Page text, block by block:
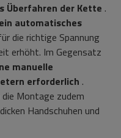
Überfahren der Kette .
ein automatisches
die richtige Spannung
erhöht. Im Gegensatz
manuelle
erforderlich .
Montage zudem
Handschuhen und